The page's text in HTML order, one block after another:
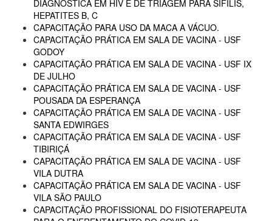
DIAGNÓSTICA EM HIV E DE TRIAGEM PARA SÍFILIS,
HEPATITES B, C
CAPACITAÇÃO PARA USO DA MACA A VÁCUO.
CAPACITAÇÃO PRÁTICA EM SALA DE VACINA - USF
GODOY
CAPACITAÇÃO PRÁTICA EM SALA DE VACINA - USF IX
DE JULHO
CAPACITAÇÃO PRÁTICA EM SALA DE VACINA - USF
POUSADA DA ESPERANÇA
CAPACITAÇÃO PRÁTICA EM SALA DE VACINA - USF
SANTA EDWIRGES
CAPACITAÇÃO PRÁTICA EM SALA DE VACINA - USF
TIBIRIÇÁ
CAPACITAÇÃO PRÁTICA EM SALA DE VACINA - USF
VILA DUTRA
CAPACITAÇÃO PRÁTICA EM SALA DE VACINA - USF
VILA SÃO PAULO
CAPACITAÇÃO PROFISSIONAL DO FISIOTERAPEUTA